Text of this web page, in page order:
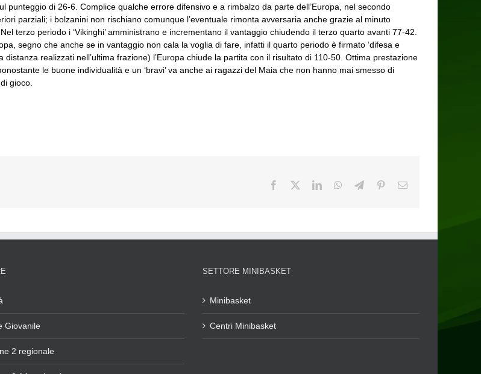
punteggio di 26-6. Complice qualche errore difensivo e a rimbalzo da parte dell’Europa, nel secondo
parziali; i bolzanini non rischiano comunque l’eventuale rimonta avversaria anche grazie al minuto
terzo periodo i ‘Vikinghi’ amministrano e incrementano il vantaggio chiudendo il terzo quarto avanti 77-42.
segno che anche se in vantaggio non cala la voglia di fare, infatti il quarto periodo è firmato ‘difesa e
realizzati nell’ultima frazione) l’Europa chiude la partita con il risultato di 110-50. Ottima prestazione
le buone individualità e un ‘bravi’ va anche ai ragazzi del Maia che non hanno mai smesso di
gioco.
Giovanile
2 regionale
SETTORE MINIBASKET
Minibasket
Centri Minibasket